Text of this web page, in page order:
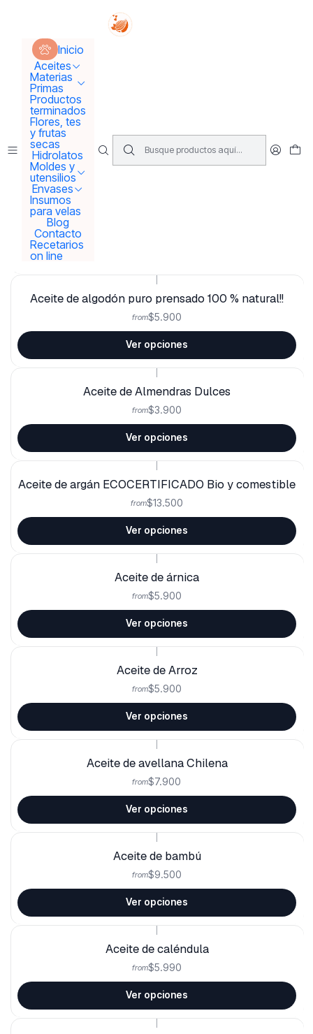
Inicio
Aceites
Materias
Primas
Productos
terminados
Flores, tes
y frutas
secas
Hidrolatos
Moldes y
utensilios
Envases
Insumos
para velas
Blog
Contacto
Recetarios
on line
Tus sueños se concretan aquí !!!
Aceites Vegetales
Revisa nuestra selección de aceites vegetales 100% naturales
Filtros
Aceite de algodón puro prensado 100 % natural!!
from$5.900
Ver opciones
Aceite de Almendras Dulces
from$3.900
Ver opciones
Aceite de argán ECOCERTIFICADO Bio y comestible
from$13.500
Ver opciones
Aceite de árnica
from$5.900
Ver opciones
Aceite de Arroz
from$5.900
Ver opciones
Aceite de avellana Chilena
from$7.900
Ver opciones
Aceite de bambú
from$9.500
Ver opciones
Aceite de caléndula
from$5.990
Ver opciones